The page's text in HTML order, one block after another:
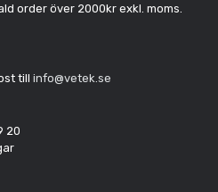
order över 2000kr exkl. moms.
till info@vetek.se
20